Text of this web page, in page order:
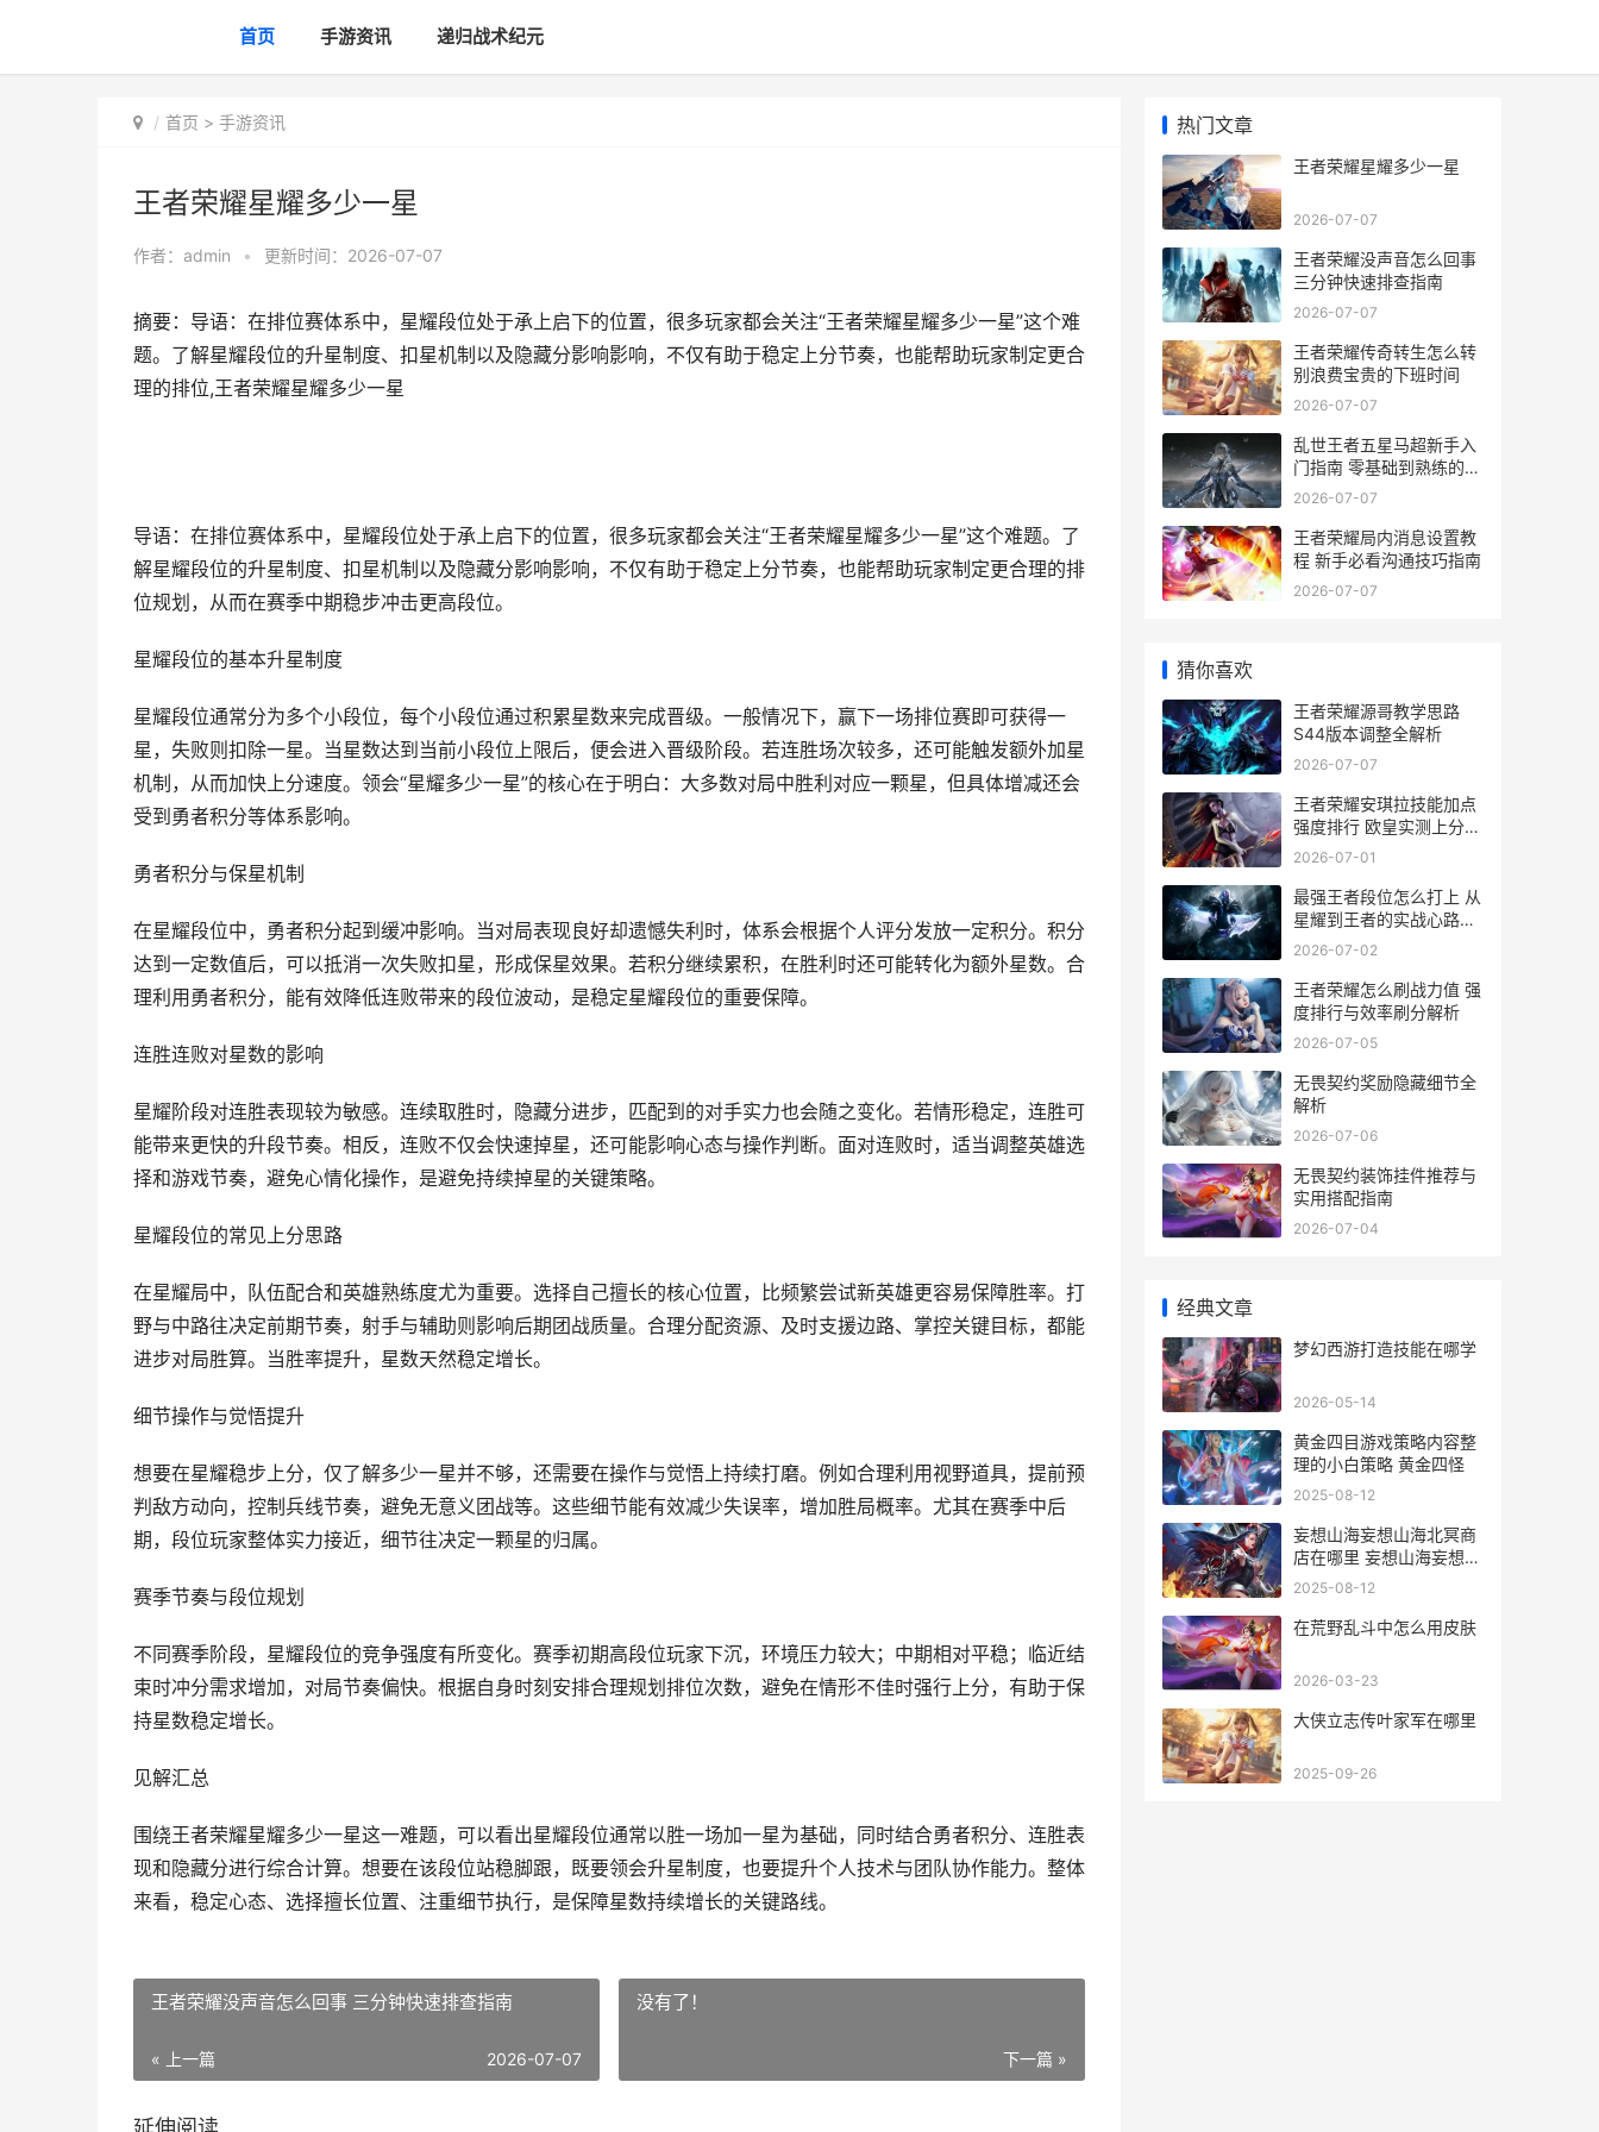
首页 手游资讯 递归战术纪元
首页 > 手游资讯
王者荣耀星耀多少一星
作者： admin • 更新时间：2026-07-07
摘要：导语：在排位赛体系中，星耀段位处于承上启下的位置，很多玩家都会关注“王者荣耀星耀多少一星”这个难
题。了解星耀段位的升星制度、扣星机制以及隐藏分影响影响，不仅有助于稳定上分节奏，也能帮助玩家制定更合
理的排位,王者荣耀星耀多少一星
导语：在排位赛体系中，星耀段位处于承上启下的位置，很多玩家都会关注“王者荣耀星耀多少一星”这个难题。了
解星耀段位的升星制度、扣星机制以及隐藏分影响影响，不仅有助于稳定上分节奏，也能帮助玩家制定更合理的排
位规划，从而在赛季中期稳步冲击更高段位。
星耀段位的基本升星制度
星耀段位通常分为多个小段位，每个小段位通过积累星数来完成晋级。一般情况下，赢下一场排位赛即可获得一
星，失败则扣除一星。当星数达到当前小段位上限后，便会进入晋级阶段。若连胜场次较多，还可能触发额外加星
机制，从而加快上分速度。领会“星耀多少一星”的核心在于明白：大多数对局中胜利对应一颗星，但具体增减还会
受到勇者积分等体系影响。
勇者积分与保星机制
在星耀段位中，勇者积分起到缓冲影响。当对局表现良好却遗憾失利时，体系会根据个人评分发放一定积分。积分
达到一定数值后，可以抵消一次失败扣星，形成保星效果。若积分继续累积，在胜利时还可能转化为额外星数。合
理利用勇者积分，能有效降低连败带来的段位波动，是稳定星耀段位的重要保障。
连胜连败对星数的影响
星耀阶段对连胜表现较为敏感。连续取胜时，隐藏分进步，匹配到的对手实力也会随之变化。若情形稳定，连胜可
能带来更快的升段节奏。相反，连败不仅会快速掉星，还可能影响心态与操作判断。面对连败时，适当调整英雄选
择和游戏节奏，避免心情化操作，是避免持续掉星的关键策略。
星耀段位的常见上分思路
在星耀局中，队伍配合和英雄熟练度尤为重要。选择自己擅长的核心位置，比频繁尝试新英雄更容易保障胜率。打
野与中路往决定前期节奏，射手与辅助则影响后期团战质量。合理分配资源、及时支援边路、掌控关键目标，都能
进步对局胜算。当胜率提升，星数天然稳定增长。
细节操作与觉悟提升
想要在星耀稳步上分，仅了解多少一星并不够，还需要在操作与觉悟上持续打磨。例如合理利用视野道具，提前预
判敌方动向，控制兵线节奏，避免无意义团战等。这些细节能有效减少失误率，增加胜局概率。尤其在赛季中后
期，段位玩家整体实力接近，细节往决定一颗星的归属。
赛季节奏与段位规划
不同赛季阶段，星耀段位的竞争强度有所变化。赛季初期高段位玩家下沉，环境压力较大；中期相对平稳；临近结
束时冲分需求增加，对局节奏偏快。根据自身时刻安排合理规划排位次数，避免在情形不佳时强行上分，有助于保
持星数稳定增长。
见解汇总
围绕王者荣耀星耀多少一星这一难题，可以看出星耀段位通常以胜一场加一星为基础，同时结合勇者积分、连胜表
现和隐藏分进行综合计算。想要在该段位站稳脚跟，既要领会升星制度，也要提升个人技术与团队协作能力。整体
来看，稳定心态、选择擅长位置、注重细节执行，是保障星数持续增长的关键路线。
王者荣耀没声音怎么回事 三分钟快速排查指南
« 上一篇 2026-07-07
没有了！
下一篇 »
热门文章
王者荣耀星耀多少一星
2026-07-07
王者荣耀没声音怎么回事
三分钟快速排查指南
2026-07-07
王者荣耀传奇转生怎么转
别浪费宝贵的下班时间
2026-07-07
乱世王者五星马超新手入
门指南 零基础到熟练的养
成之路
2026-07-07
王者荣耀局内消息设置教
程 新手必看沟通技巧指南
2026-07-07
猜你喜欢
王者荣耀源哥教学思路
S44版本调整全解析
2026-07-07
王者荣耀安琪拉技能加点
强度排行 欧皇实测上分套
路
2026-07-01
最强王者段位怎么打上 从
星耀到王者的实战心路历
程
2026-07-02
王者荣耀怎么刷战力值 强
度排行与效率刷分解析
2026-07-05
无畏契约奖励隐藏细节全
解析
2026-07-06
无畏契约装饰挂件推荐与
实用搭配指南
2026-07-04
经典文章
梦幻西游打造技能在哪学
2026-05-14
黄金四目游戏策略内容整
理的小白策略 黄金四怪
2025-08-12
妄想山海妄想山海北冥商
店在哪里 妄想山海妄想山
海凡铁化神任务怎么接
2025-08-12
在荒野乱斗中怎么用皮肤
2026-03-23
大侠立志传叶家军在哪里
2025-09-26